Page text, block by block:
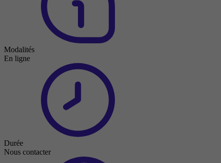
Modalités
En ligne
Durée
Nous contacter